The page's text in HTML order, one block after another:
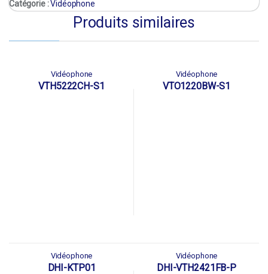
Catégorie :Vidéophone
Produits similaires
Vidéophone
VTH5222CH-S1
Vidéophone
VTO1220BW-S1
Vidéophone
DHI-KTP01
Vidéophone
DHI-VTH2421FB-P